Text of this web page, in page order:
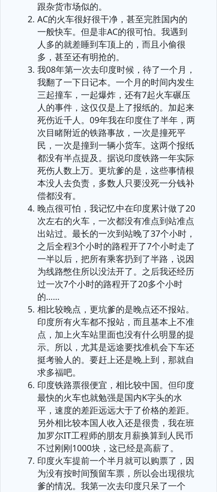
跟杂货市场似的。
AC的火车很好很干净，甚至完胜国内的
一般快车。但是非AC的很可怕。我遇到
人多的就差睡到车顶上的，而且小偷很
多，甚至还有明抢的。
我08年第一次去印度时候，待了一个月，
我翻了一下日记本。一个月的时间内发生
三起撞车，一起爆炸，还有7起火车碾压
人的事件，这仅仅是上了报纸的。加起来
死伤近千人。09年我在印度住了半年，两
次目睹附近的铁路事故，一次是撞死平
民，一次是撞到一辆小货车。这两个报纸
都没有半点提及。据说印度铁路一年实际
死伤人数上万。更坑爹的是，这些事情根
本没人去负责，多数人只要没死一分钱补
偿都没有。
晚点很可怕，我记忆中在印度累计做了20
次左右的火车，一次都没有准点到站准点
出站过。最长的一次到站晚了37个小时，
之后全程3个小时的路程开了7个小时走了
一半以后，把所有乘客扔到了半路，说因
为线路憋住所以没法开了。之后我还经历
过一次7个小时的路程开了20多个小时
的……
相比较晚点，更坑爹的是晚点还不报站。
印度所有火车都不报站，而且基本上不准
点，加上火车站里面也没有什么明显的提
示。所以，尤其是远途要找准机会下车还
挺考验人的。要赶上还是晚上到，那就自
求多福吧。
印度铁路票很便宜，相比较中国。但印度
最快的火车也就勉强是国内K字头的水
平，速度的差距远远大于了价格的差距。
另外相比较本国人收入还是很贵，我在班
加罗尔IT工程师的朋友月薪换算到人民币
不过刚刚1000块，这已经是高薪了。
印度火车提前一个半月就可以购票了，因
为没有按时间预留车票，所以会出现很坑
爹的情况。我第一次去印度只呆了一个